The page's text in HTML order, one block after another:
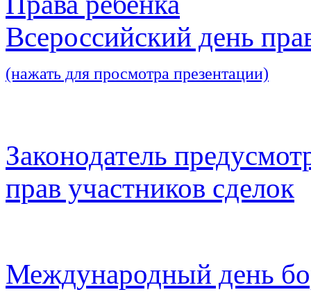
Всероссийский день
(нажать для просмотра презентации)
Законодатель
прав участников сделок
Международный день